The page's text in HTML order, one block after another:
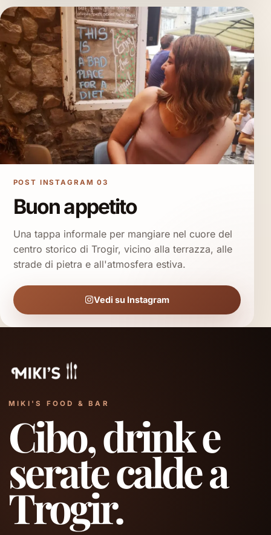
POST INSTAGRAM 03
Buon appetito
Una tappa informale per mangiare nel cuore del
centro storico di Trogir, vicino alla terrazza, alle
strade di pietra e all'atmosfera estiva.
Vedi su Instagram
MIKI'S FOOD & BAR
Cibo, drink e
serate calde a
Trogir.